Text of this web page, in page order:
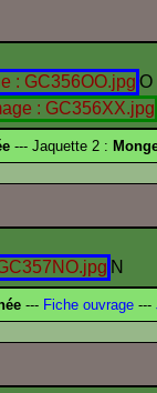
O
--- Jaquette 2 :
N
--- Fiche ouvrage ---